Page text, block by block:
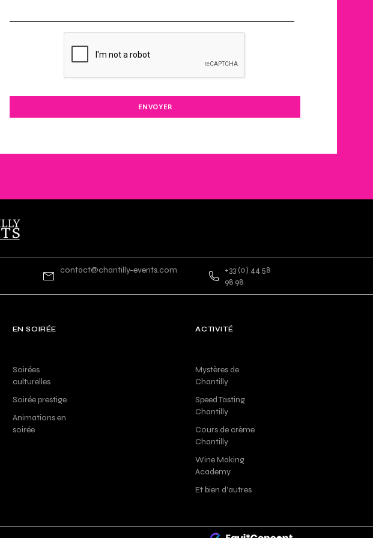
contact@chantilly-events.com
+33 (0) 44 58
98 98
EN SOIRÉE
Soirées
culturelles
Soirée prestige
Animations en
soirée
ACTIVITÉ
Mystères de
Chantilly
Speed Tasting
Chantilly
Cours de crème
Chantilly
Wine Making
Academy
Et bien d'autres